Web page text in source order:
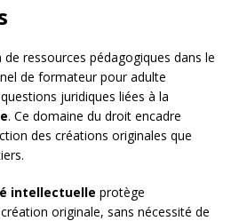
de ressources pédagogiques dans le
de formateur pour adulte
juridiques liées à la
. Ce domaine du droit encadre
des créations originales que
intellectuelle protège
originale, sans nécessité de